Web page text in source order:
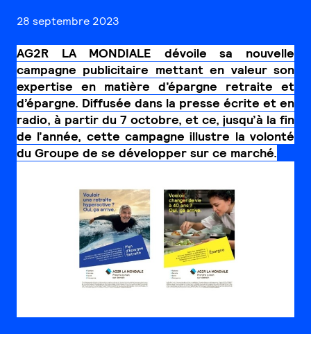
28 septembre 2023
AG2R LA MONDIALE dévoile sa nouvelle
campagne publicitaire mettant en valeur son
expertise en matière d’épargne retraite et
d’épargne. Diffusée dans la presse écrite et en
radio, à partir du 7 octobre, et ce, jusqu’à la fin
de l’année, cette campagne illustre la volonté
du Groupe de se développer sur ce marché.